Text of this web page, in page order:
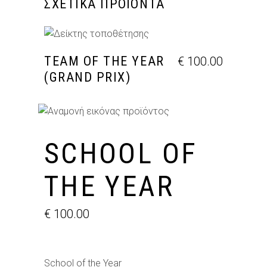
ΣΧΕΤΙΚΆ ΠΡΟΪΌΝΤΑ
ΠΡΟΣΘΉΚΗ ΣΤΟ ΚΑΛΆΘΙ
TEAM OF THE YEAR
(GRAND PRIX)
€ 100.00
SCHOOL OF
THE YEAR
€ 100.00
School of the Year